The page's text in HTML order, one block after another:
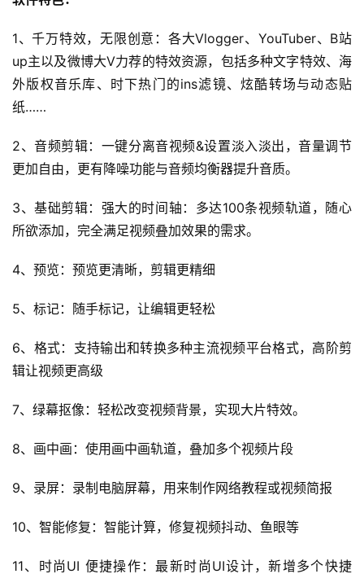
1、千万特效，无限创意：各大Vlogger、YouTuber、B站
up主以及微博大V力荐的特效资源，包括多种文字特效、海
外版权音乐库、时下热门的ins滤镜、炫酷转场与动态贴
纸……
2、音频剪辑：一键分离音视频&设置淡入淡出，音量调节
更加自由，更有降噪功能与音频均衡器提升音质。
3、基础剪辑：强大的时间轴：多达100条视频轨道，随心
所欲添加，完全满足视频叠加效果的需求。
4、预览：预览更清晰，剪辑更精细
5、标记：随手标记，让编辑更轻松
6、格式：支持输出和转换多种主流视频平台格式，高阶剪
辑让视频更高级
7、绿幕抠像：轻松改变视频背景，实现大片特效。
8、画中画：使用画中画轨道，叠加多个视频片段
9、录屏：录制电脑屏幕，用来制作网络教程或视频简报
10、智能修复：智能计算，修复视频抖动、鱼眼等
11、时尚UI 便捷操作：最新时尚UI设计，新增多个快捷